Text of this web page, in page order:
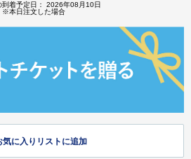
到着予定日： 2026年08月10日
※本日注文した場合
気に入りリストに追加